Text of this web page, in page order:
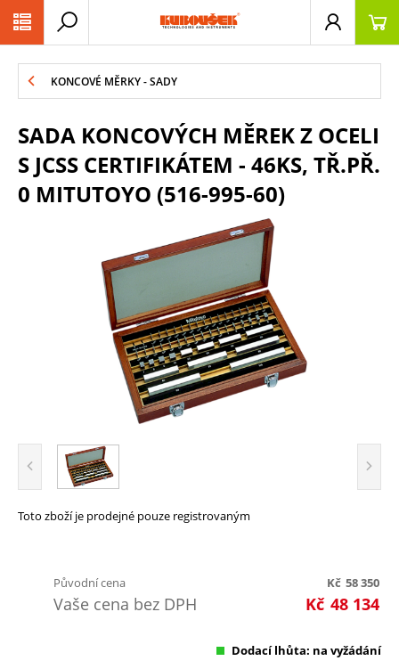
KONCOVÉ MĚRKY - SADY
SADA KONCOVÝCH MĚREK Z OCELI
S JCSS CERTIFIKÁTEM - 46KS, TŘ.PŘ.
0 MITUTOYO (516-995-60)
Toto zboží je prodejné pouze registrovaným
Původní cena 58 350
Kč
Vaše cena bez DPH 48 134
Kč
Dodací lhůta: na vyžádání